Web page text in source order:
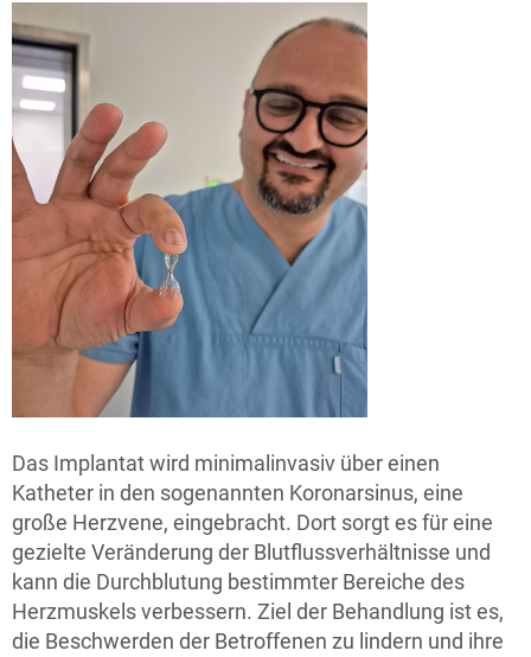
Das Implantat wird minimalinvasiv über einen
Katheter in den sogenannten Koronarsinus, eine
große Herzvene, eingebracht. Dort sorgt es für eine
gezielte Veränderung der Blutflussverhältnisse und
kann die Durchblutung bestimmter Bereiche des
Herzmuskels verbessern. Ziel der Behandlung ist es,
die Beschwerden der Betroffenen zu lindern und ihre